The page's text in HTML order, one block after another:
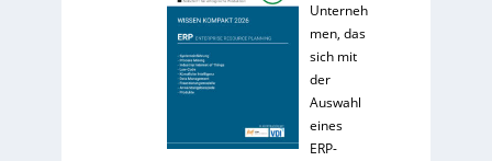
Unterneh
men, das
sich mit
der
Auswahl
eines
ERP-